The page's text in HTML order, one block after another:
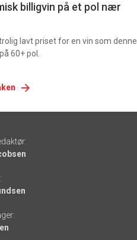
billigvin på et pol nær
lavt priset for en vin som denne.
60+ pol.